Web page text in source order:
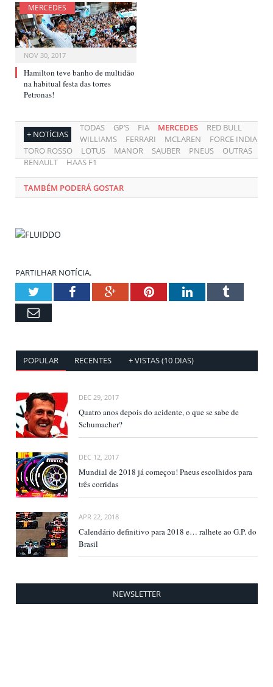
MERCEDES
NOV 30, 2017
Hamilton teve banho de multidão
na habitual festa das torres
Petronas!
+ NOTÍCIAS
TODAS GP’S FIA MERCEDES
RED BULL
WILLIAMS
FERRARI MCLAREN
FORCE INDIA
TORO ROSSO
LOTUS MANOR SAUBER PNEUS
OUTRAS
RENAULT
HAAS F1
TAMBÉM PODERÁ GOSTAR
PARTILHAR NOTÍCIA.
TwitterFacebookGoogle+PinterestLinkedInTumblr
Email
POPULAR RECENTES + VISTAS (10 DIAS)
DEC 29, 2017
Quatro anos depois do acidente, o que se sabe de
Schumacher?
DEC 12, 2017
Mundial de 2018 já começou! Pneus escolhidos para
três corridas
APR 22, 2018
Calendário definitivo para 2018 e… ralhete ao G.P. do
Brasil
NEWSLETTER